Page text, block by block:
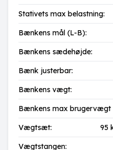
Stativets max belastning:
Bænkens mål (L-B):
Bænkens sædehøjde:
Bænk justerbar:
Bænkens vægt:
Bænkens max brugervægt
Vægtsæt: 95
Vægtstangen: